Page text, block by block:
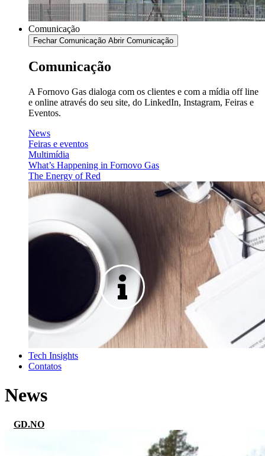
Comunicação
Fechar Comunicação Abrir Comunicação
Comunicação
A Fornovo Gas dialoga com os clientes e com a mídia off line
e online através do seu site, do LinkedIn, Instagram, Feiras e
Eventos.
News
Feiras e eventos
Multimídia
What’s Happening in Fornovo Gas
The Energy of Red
Tech Insights
Contatos
News
GD.NO